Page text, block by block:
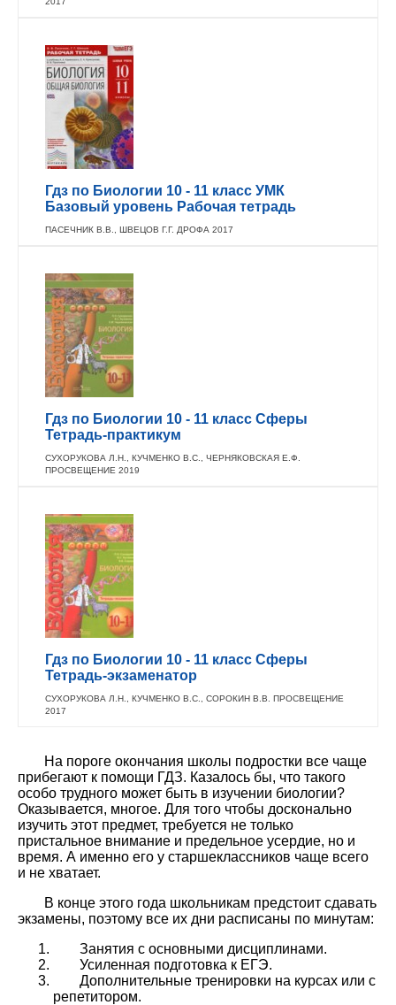
Гдз по Биологии 10 - 11 класс УМК
Базовый уровень Рабочая тетрадь
ПАСЕЧНИК В.В., ШВЕЦОВ Г.Г. ДРОФА 2017
Гдз по Биологии 10 - 11 класс Сферы
Тетрадь-практикум
СУХОРУКОВА Л.Н., КУЧМЕНКО В.С., ЧЕРНЯКОВСКАЯ Е.Ф.
ПРОСВЕЩЕНИЕ 2019
Гдз по Биологии 10 - 11 класс Сферы
Тетрадь-экзаменатор
СУХОРУКОВА Л.Н., КУЧМЕНКО В.С., СОРОКИН В.В. ПРОСВЕЩЕНИЕ
2017
На пороге окончания школы подростки все чаще
прибегают к помощи ГДЗ. Казалось бы, что такого
особо трудного может быть в изучении биологии?
Оказывается, многое. Для того чтобы досконально
изучить этот предмет, требуется не только
пристальное внимание и предельное усердие, но и
время. А именно его у старшеклассников чаще всего
и не хватает.
В конце этого года школьникам предстоит сдавать
экзамены, поэтому все их дни расписаны по минутам:
Занятия с основными дисциплинами.
Усиленная подготовка к ЕГЭ.
Дополнительные тренировки на курсах или с
репетитором.